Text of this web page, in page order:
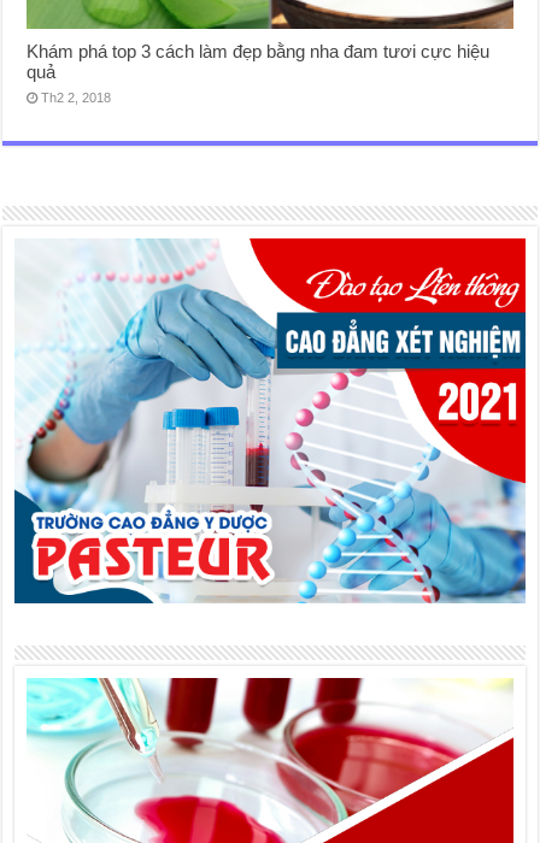
Khám phá top 3 cách làm đẹp bằng nha đam tươi cực hiệu
quả
Th2 2, 2018